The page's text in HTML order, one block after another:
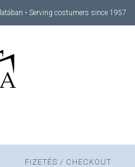
• Serving costumers since 1957
FIZETÉS / CHECKOUT